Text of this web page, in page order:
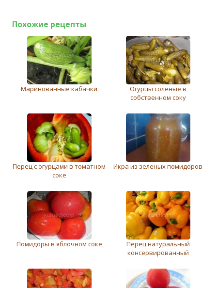
Похожие рецепты
Маринованные кабачки
Огурцы соленые в
собственном соку
Перец c огурцами в томатном
соке
Икра из зеленых помидоров
Помидоры в яблочном соке
Перец натуральный
консервированный